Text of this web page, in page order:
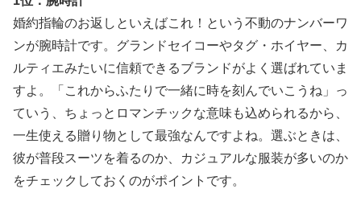
婚約指輪のお返しといえばこれ！という不動のナンバーワ
ンが腕時計です。グランドセイコーやタグ・ホイヤー、カ
ルティエみたいに信頼できるブランドがよく選ばれていま
すよ。「これからふたりで一緒に時を刻んでいこうね」っ
ていう、ちょっとロマンチックな意味も込められるから、
一生使える贈り物として最強なんですよね。選ぶときは、
彼が普段スーツを着るのか、カジュアルな服装が多いのか
をチェックしておくのがポイントです。